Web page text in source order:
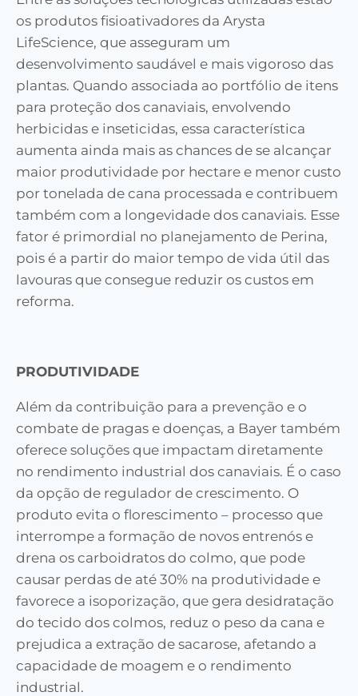
os produtos fisioativadores da Arysta
LifeScience, que asseguram um
desenvolvimento saudável e mais vigoroso das
plantas. Quando associada ao portfólio de itens
para proteção dos canaviais, envolvendo
herbicidas e inseticidas, essa característica
aumenta ainda mais as chances de se alcançar
maior produtividade por hectare e menor custo
por tonelada de cana processada e contribuem
também com a longevidade dos canaviais. Esse
fator é primordial no planejamento de Perina,
pois é a partir do maior tempo de vida útil das
lavouras que consegue reduzir os custos em
reforma.
PRODUTIVIDADE
Além da contribuição para a prevenção e o
combate de pragas e doenças, a Bayer também
oferece soluções que impactam diretamente
no rendimento industrial dos canaviais. É o caso
da opção de regulador de crescimento. O
produto evita o florescimento – processo que
interrompe a formação de novos entrenós e
drena os carboidratos do colmo, que pode
causar perdas de até 30% na produtividade e
favorece a isoporização, que gera desidratação
do tecido dos colmos, reduz o peso da cana e
prejudica a extração de sacarose, afetando a
capacidade de moagem e o rendimento
industrial.